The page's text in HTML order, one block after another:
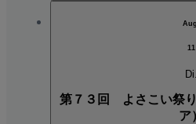
11
Di.
第７３回 よさこい祭
ア